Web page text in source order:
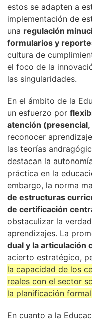
estos se adapten a
implementación de
una regulación
formularios y
cultura de
el foco de la
las singularidades.
En el ámbito de la
un esfuerzo por
atención
reconocer
las teorías
destacan la
práctica en la
embargo, la norma
de estructuras
de certificación
obstaculizar la
aprendizajes. La
dual y la articulación
acierto estratégico,
la capacidad de los
reales con el sector
la planificación
En cuanto a la